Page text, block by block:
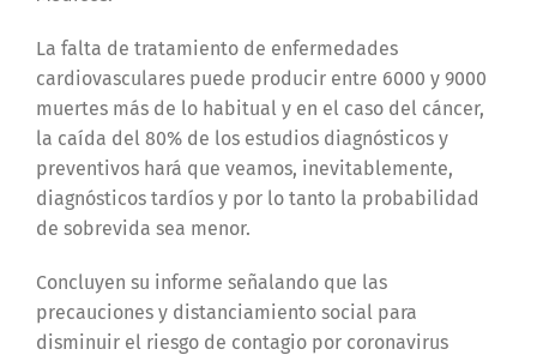
La falta de tratamiento de enfermedades
cardiovasculares puede producir entre 6000 y 9000
muertes más de lo habitual y en el caso del cáncer,
la caída del 80% de los estudios diagnósticos y
preventivos hará que veamos, inevitablemente,
diagnósticos tardíos y por lo tanto la probabilidad
de sobrevida sea menor.
Concluyen su informe señalando que las
precauciones y distanciamiento social para
disminuir el riesgo de contagio por coronavirus